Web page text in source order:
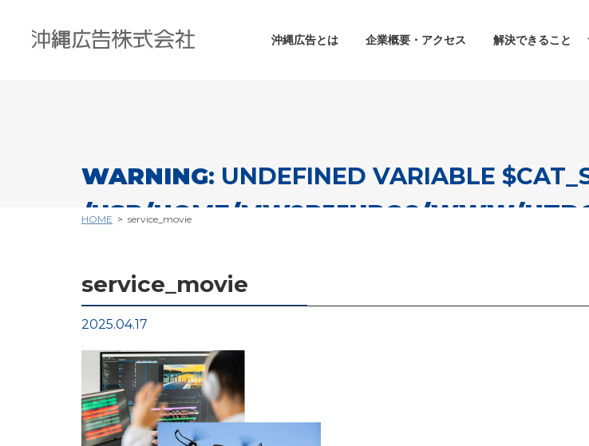
沖縄広告とは 企業概要・アクセス 解決できること
WARNING: UNDEFINED VARIABLE
/USR/HOME/MW2PJ5URQ8/WWW/
: Undefined variable $cat_name in
on line 26
HOME service_movie
service_movie
2025.04.17